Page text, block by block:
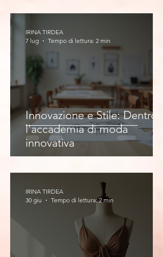
Innovazione e Stile: Dentro
l'accademia di moda
innovativa
IRINA TIRDEA
7 lug
Tempo di lettura: 2 min
IRINA TIRDEA
30 giu
Tempo di lettura: 2 min